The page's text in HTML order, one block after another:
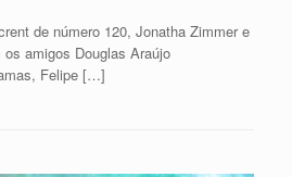
de número 120, Jonatha Zimmer e
amigos Douglas Araújo
Felipe […]